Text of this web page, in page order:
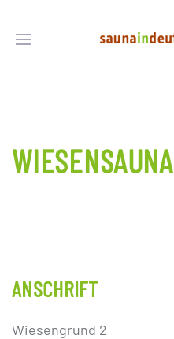
WIESENSAUNA
ANSCHRIFT
Wiesengrund 2